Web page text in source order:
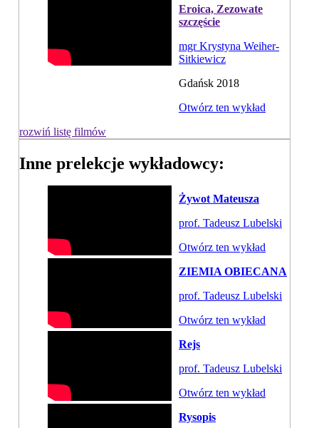
Eroica, Zezowate
szczęście
mgr Krystyna Weiher-
Sitkiewicz
Gdańsk 2018
Otwórz ten wykład
rozwiń listę filmów
Inne prelekcje wykładowcy:
Żywot Mateusza
prof. Tadeusz Lubelski
Otwórz ten wykład
ZIEMIA OBIECANA
prof. Tadeusz Lubelski
Otwórz ten wykład
Rejs
prof. Tadeusz Lubelski
Otwórz ten wykład
Rysopis